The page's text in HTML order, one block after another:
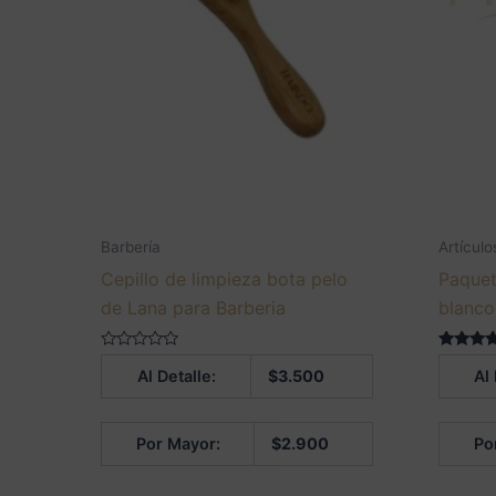
Barbería
Cepillo de limpieza bota pelo
de Lana para Barberia
Al Detalle: $3.500
Por Mayor: $2.900
blanco
Al